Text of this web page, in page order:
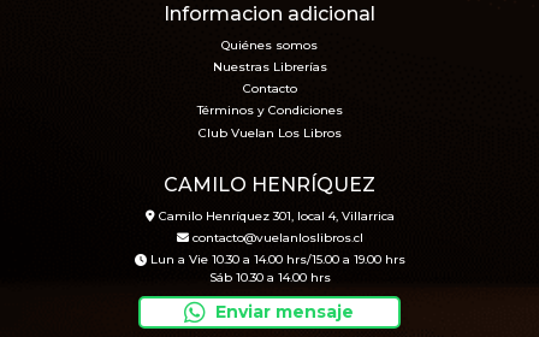
Informacion adicional
Quiénes somos
Nuestras Librerías
Contacto
Términos y Condiciones
Club Vuelan Los Libros
CAMILO HENRÍQUEZ
Camilo Henríquez 301, local 4, Villarrica
contacto@vuelanloslibros.cl
Lun a Vie 10.30 a 14.00 hrs/15.00 a 19.00 hrs
Sáb 10.30 a 14.00 hrs
Enviar mensaje